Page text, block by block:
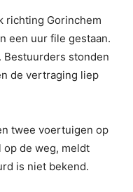
richting Gorinchem
een uur file gestaan.
Bestuurders stonden
de vertraging liep
twee voertuigen op
op de weg, meldt
is niet bekend.